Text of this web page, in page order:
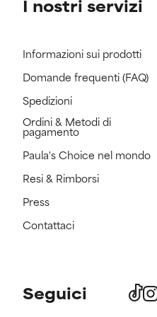
I nostri servizi
Informazioni sui prodotti
Domande frequenti (FAQ)
Spedizioni
Ordini & Metodi di
pagamento
Paula's Choice nel mondo
Resi & Rimborsi
Press
Contattaci
Seguici